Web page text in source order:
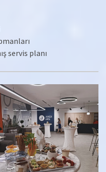
servis planı